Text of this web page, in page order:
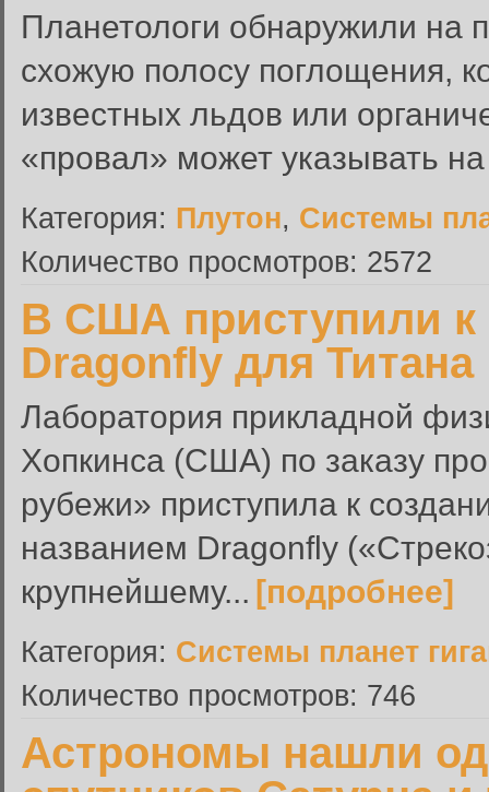
Планетологи обнаружили на
схожую полосу поглощения,
известных льдов или
«провал» может указывать
Категория: Плутон, Системы
Количество просмотров: 2572
В США приступили к
Dragonfly для Титана
Лаборатория прикладной
Хопкинса (США) по заказу
рубежи» приступила к
названием Dragonfly
крупнейшему... [подробнее]
Категория: Системы планет
Количество просмотров: 746
Астрономы нашли